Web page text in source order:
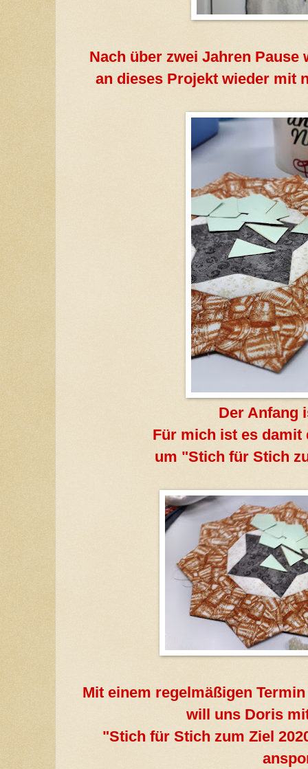
Nach über zwei Jahren
an dieses Projekt wieder mit
Der Anfang
Für mich ist es damit
um "Stich für Stich
Mit einem regelmäßigen
will uns Doris
"Stich für Stich zum Ziel